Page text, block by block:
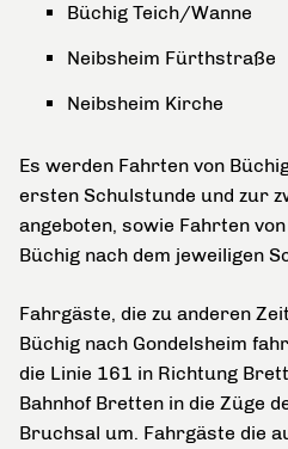
Büchig Teich/Wanne
Neibsheim Fürthstraße
Neibsheim Kirche
Es werden Fahrten von
ersten Schulstunde und zur
angeboten, sowie Fahrten
Büchig nach dem jeweiligen
Fahrgäste, die zu anderen
Büchig nach Gondelsheim
die Linie 161 in Richtung
Bahnhof Bretten in die Züge
Bruchsal um. Fahrgäste die